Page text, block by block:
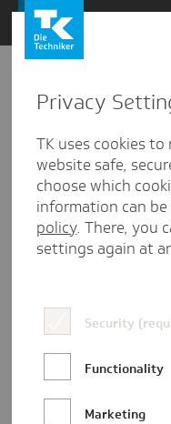
Zum
Inhalt
springen
Privacy
TK uses cookies
website safe,
choose which
information can
policy. There, you
settings again at
Security
Functionality
Marketing